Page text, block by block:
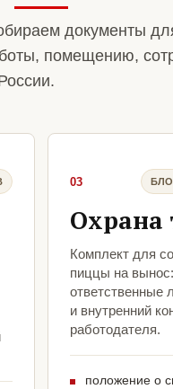
документы
помещению,
03
Охрана
Комплект для
пиццы на
ответственные
и внутренний
работодателя.
положение о